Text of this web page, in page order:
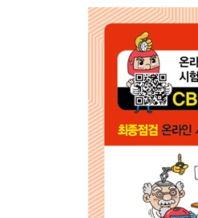
2장 수식 활용
3장 차트 작성
4장 출력
5장 데이터 관리
6장 데이터 분석
7장 매크로
[부록]
기출문제 따라잡기
예상문제은행 정답